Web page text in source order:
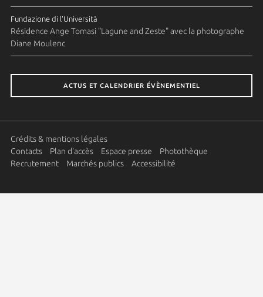
Fundazione di l'Università
Résidence Ange Tomasi "Lagune and Zeste" avec la photographe
Diane Moulenc
ACTUS ET CALENDRIER ÉVÈNEMENTIEL
Crédits & mentions légales
Contacts
Plan d'accès Espace presse
Photothèque
Recrutement
Marchés publics Accessibilité